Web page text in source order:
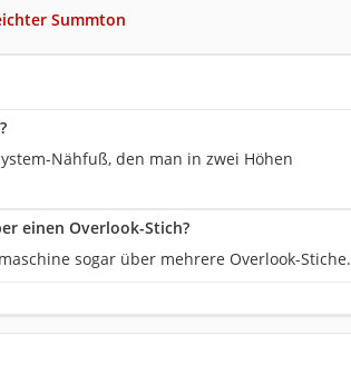
Summton
Nähfuß, den man in zwei Höhen
einen Overlook-Stich?
sogar über mehrere Overlook-Stiche.